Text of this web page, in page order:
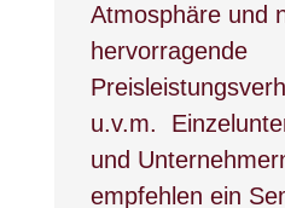
Atmosphäre und
hervorragende
u.v.m.
und
empfehlen ein